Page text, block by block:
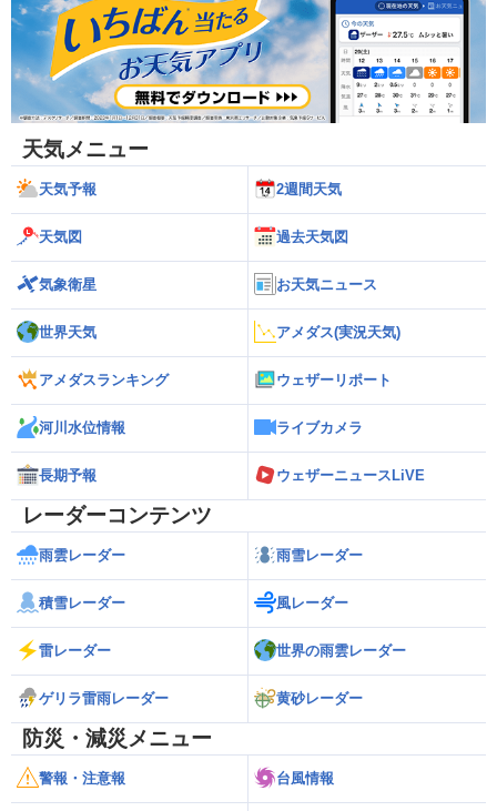
天気メニュー
天気予報 2週間天気
天気図 過去天気図
気象衛星 お天気ニュース
世界天気 アメダス(実況天気)
アメダスランキング ウェザーリポート
河川水位情報 ライブカメラ
長期予報 ウェザーニュースLiVE
レーダーコンテンツ
雨雲レーダー 雨雪レーダー
積雪レーダー 風レーダー
雷レーダー 世界の雨雲レーダー
ゲリラ雷雨レーダー 黄砂レーダー
防災・減災メニュー
警報・注意報 台風情報